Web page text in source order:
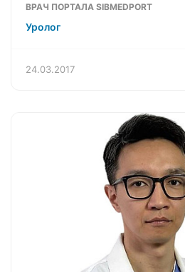
ВРАЧ ПОРТАЛА SIBMEDPORT
Уролог
24.03.2017